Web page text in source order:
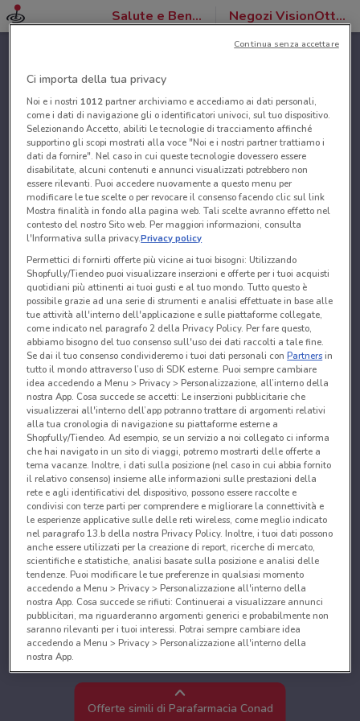
Salute e Benessere Negozi VisionOttica
Offerte simili di Parafarmacia Conad
Ci importa della tua privacy
Noi e i nostri 1012partner archiviamo e accediamo ai dati personali,
come i dati di navigazione gli o identificatori univoci, sul tuo dispositivo.
Selezionando Accetto, abiliti le tecnologie di tracciamento affinché
supportino gli scopi mostrati alla voce "Noi e i nostri partner trattiamo i
dati da fornire". Nel caso in cui queste tecnologie dovessero essere
disabilitate, alcuni contenuti e annunci visualizzati potrebbero non
essere rilevanti. Puoi accedere nuovamente a questo menu per
modificare le tue scelte o per revocare il consenso facendo clic sul link
Mostra finalità in fondo alla pagina web. Tali scelte avranno effetto nel
contesto del nostro Sito web. Per maggiori informazioni, consulta
l'Informativa sulla privacy.Privacy policy
Permettici di fornirti offerte più vicine ai tuoi bisogni: Utilizzando
Shopfully/Tiendeo puoi visualizzare inserzioni e offerte per i tuoi acquisti
quotidiani più attinenti ai tuoi gusti e al tuo mondo. Tutto questo è
possibile grazie ad una serie di strumenti e analisi effettuate in base alle
tue attività all'interno dell'applicazione e sulle piattaforme collegate,
come indicato nel paragrafo 2 della Privacy Policy. Per fare questo,
abbiamo bisogno del tuo consenso sull'uso dei dati raccolti a tale fine.
Se dai il tuo consenso condivideremo i tuoi dati personali conPartnersin
tutto il mondo attraverso l’uso di SDK esterne. Puoi sempre cambiare
idea accedendo a Menu > Privacy > Personalizzazione, all’interno della
nostra App. Cosa succede se accetti: Le inserzioni pubblicitarie che
visualizzerai all'interno dell’app potranno trattare di argomenti relativi
alla tua cronologia di navigazione su piattaforme esterne a
Shopfully/Tiendeo. Ad esempio, se un servizio a noi collegato ci informa
che hai navigato in un sito di viaggi, potremo mostrarti delle offerte a
tema vacanze. Inoltre, i dati sulla posizione (nel caso in cui abbia fornito
il relativo consenso) insieme alle informazioni sulle prestazioni della
rete e agli identificativi del dispositivo, possono essere raccolte e
condivisi con terze parti per comprendere e migliorare la connettività e
le esperienze applicative sulle delle reti wireless, come meglio indicato
nel paragrafo 13.b della nostra Privacy Policy. Inoltre, i tuoi dati possono
anche essere utilizzati per la creazione di report, ricerche di mercato,
scientifiche e statistiche, analisi basate sulla posizione e analisi delle
tendenze. Puoi modificare le tue preferenze in qualsiasi momento
accedendo a Menu > Privacy > Personalizzazione all'interno della
nostra App. Cosa succede se rifiuti: Continuerai a visualizzare annunci
pubblicitari, ma riguarderanno argomenti generici e probabilmente non
saranno rilevanti per i tuoi interessi. Potrai sempre cambiare idea
accedendo a Menu > Privacy > Personalizzazione all'interno della
nostra App.
Noi e i nostri partner trattiamo i dati per fornire:
Utilizzare dati di geolocalizzazione precisi. Scansione attiva delle
caratteristiche del dispositivo ai fini dell’identificazione. Archiviare
Continua senza accettare